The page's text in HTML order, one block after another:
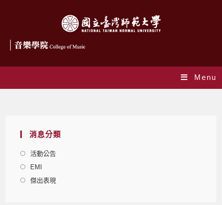
Menu
消息分類
活動公告
EMI
傑出表現